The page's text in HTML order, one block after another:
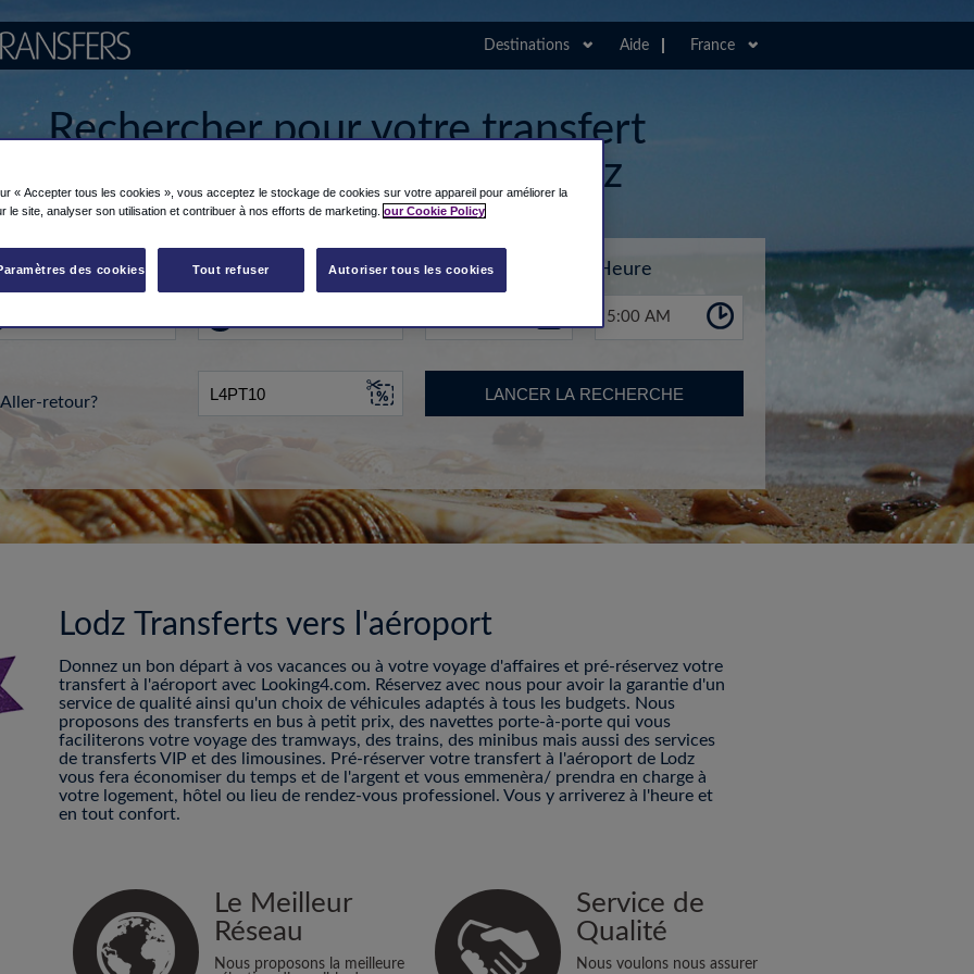
Destinations Aide France
Rechercher pour votre transfert
depuis/vers l'aéroport de Lodz
de départ... Vers Date Heure
5:00 AM
Aller-retour? LANCER LA RECHERCHE
Lodz Transferts vers l'aéroport
Donnez un bon départ à vos vacances ou à votre voyage d'affaires et pré-réservez votre
transfert à l'aéroport avec Looking4.com. Réservez avec nous pour avoir la garantie d'un
service de qualité ainsi qu'un choix de véhicules adaptés à tous les budgets. Nous
proposons des transferts en bus à petit prix, des navettes porte-à-porte qui vous
faciliterons votre voyage des tramways, des trains, des minibus mais aussi des services
de transferts VIP et des limousines. Pré-réserver votre transfert à l'aéroport de Lodz
vous fera économiser du temps et de l'argent et vous emmenèra/ prendra en charge à
votre logement, hôtel ou lieu de rendez-vous professionel. Vous y arriverez à l'heure et
en tout confort.
Le Meilleur
Réseau
Nous proposons la meilleure
Service de
Qualité
Nous voulons nous assurer
« Accepter tous les cookies », vous acceptez le stockage de cookies sur votre appareil pour améliorer la
le site, analyser son utilisation et contribuer à nos efforts de marketing. our Cookie Policy
Tout refuser Autoriser tous les cookies
des cookies